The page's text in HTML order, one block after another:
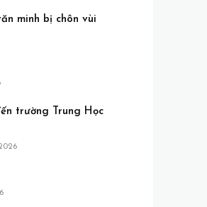
minh bị chôn vùi
trường Trung Học